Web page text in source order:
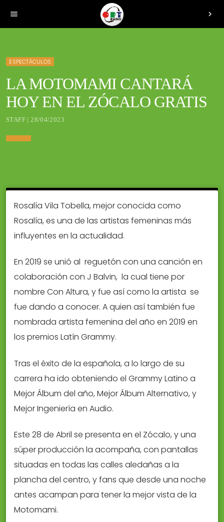
menu chevron_right
ESPECTÁCULOS
LA MOTOMAMI CANTARÁ
HOY EN EL ZÓCALO GRATIS
STAFF | 28/04/2023
Rosalía Vila Tobella, mejor conocida como
Rosalía, es una de las artistas femeninas más
influyentes en la actualidad.
En 2019 se unió al reguetón con una canción en
colaboración con J Balvin, la cual tiene por
nombre Con Altura, y fue así como la artista se
fue dando a conocer. A quien así también fue
nombrada artista femenina del año en 2019 en
los premios Latín Grammy.
Tras el éxito de la española, a lo largo de su
carrera ha ido obteniendo el Grammy Latino a
Mejor Álbum del año, Mejor Álbum Alternativo, y
Mejor Ingeniería en Audio.
Este 28 de Abril se presenta en el Zócalo, y una
súper producción la acompaña, con pantallas
situadas en todas las calles aledañas a la
plancha del centro, y fans que desde una noche
antes acampan para tener la mejor vista de la
Motomami.